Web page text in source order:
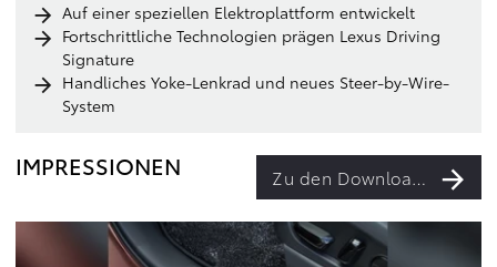
Auf einer speziellen Elektroplattform entwickelt
Fortschrittliche Technologien prägen Lexus Driving
Signature
Handliches Yoke-Lenkrad und neues Steer-by-Wire-
System
IMPRESSIONEN Zu den Downloads